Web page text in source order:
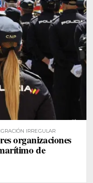
IRREGULAR
organizaciones
de